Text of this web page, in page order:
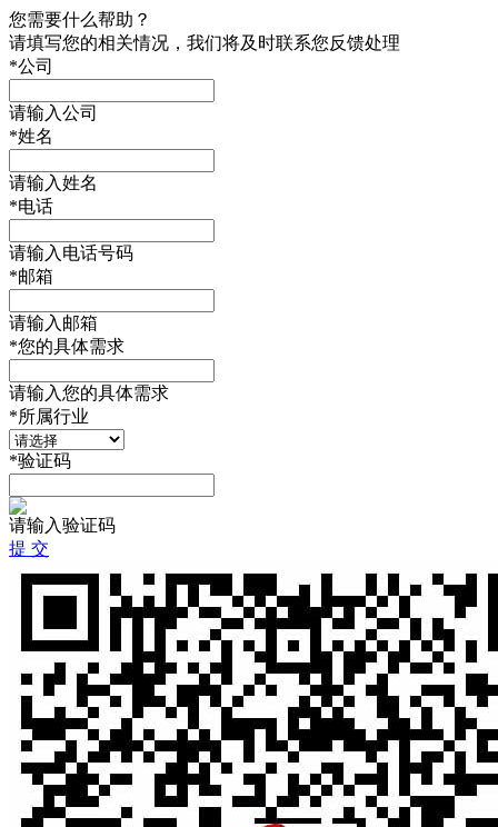
您需要什么帮助？
请填写您的相关情况，我们将及时联系您反馈处理
*公司
请输入公司
*姓名
请输入姓名
*电话
请输入电话号码
*邮箱
请输入邮箱
*您的具体需求
请输入您的具体需求
*所属行业
*验证码
请输入验证码
提 交